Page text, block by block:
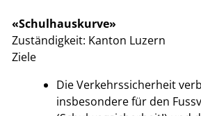
«Schulhauskurve»
Zuständigkeit: Kanton Luzern
Ziele
Die Verkehrssicherheit
insbesondere für den